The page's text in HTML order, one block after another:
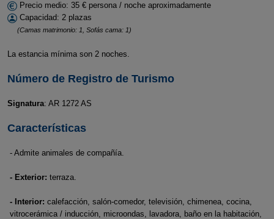
Precio medio: 35 € persona / noche aproximadamente
Capacidad: 2 plazas
(Camas matrimonio: 1, Sofás cama: 1)
La estancia mínima son 2 noches.
Número de Registro de Turismo
Signatura: AR 1272 AS
Características
- Admite animales de compañía.
- Exterior: terraza.
- Interior: calefacción, salón-comedor, televisión, chimenea, cocina,
vitrocerámica / inducción, microondas, lavadora, baño en la habitación,